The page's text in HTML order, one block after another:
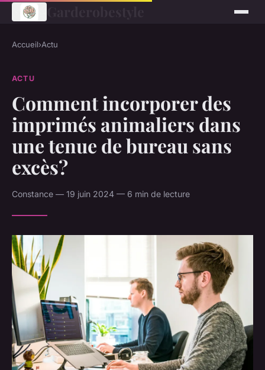
Accueil›Actu
ACTU
Comment incorporer des
imprimés animaliers dans
une tenue de bureau sans
excès?
Constance — 19 juin 2024 — 6 min de lecture